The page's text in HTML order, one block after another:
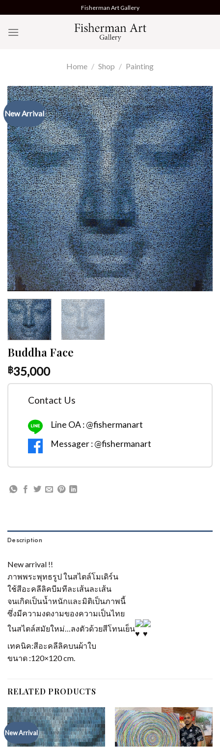
to
content
Fisherman Art Gallery
Home / Shop / Painting
New Arrival
Buddha Face
฿35,000
Contact Us
Line OA : @fishermanart
Messager : @fishermanart
Description
New arrival !!
ภาพพระพุทธรูป ในสไตล์โมเดิร์น
ใช้สีอะคลีลิคบีมทีละเส้นละเส้น
จนเกิดเป็นน้ำหนักและมิติเป็นภาพนี้
ซึ่งมีความงดงามของความเป็นไทย
ในสไตล์สมัยใหม่…ลงตัวด้วยสีโทนเย็น
เทคนิค:สีอะคลีลิคบนผ้าใบ
ขนาด :120×120 cm.
RELATED PRODUCTS
New Arrival